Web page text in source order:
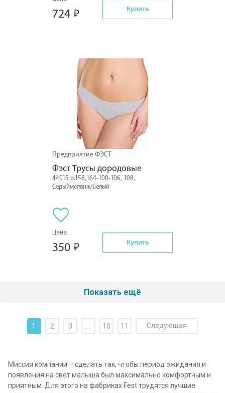
724 Купить
Предприятие ФЭСТ
Фэст Трусы дородовые
44015 р.158,164-100-106, 108,
Серыймеланж/Белый
Цена:
350 Купить
Показать ещё
1 2 3 10 11 Следующая
Миссия компании – сделать так, чтобы период ожидания и
появления на свет малыша был максимально комфортным и
приятным. Для этого на фабриках Fest трудятся лучшие